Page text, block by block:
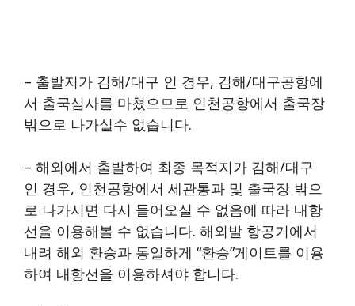
– 출발지가 김해/대구 인 경우, 김해/대구공항에
서 출국심사를 마쳤으므로 인천공항에서 출국장
밖으로 나가실수 없습니다.
– 해외에서 출발하여 최종 목적지가 김해/대구
인 경우, 인천공항에서 세관통과 및 출국장 밖으
로 나가시면 다시 들어오실 수 없음에 따라 내항
선을 이용해볼 수 없습니다. 해외발 항공기에서
내려 해외 환승과 동일하게 “환승”게이트를 이용
하여 내항선을 이용하셔야 합니다.